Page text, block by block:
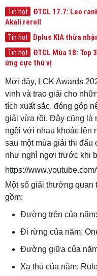
Tin hot
ĐTCL 17.7: Leo
Akali reroll
Tin hot Dplus KIA thừa
Tin hot
ĐTCL Mùa 18: Top
ứng cực thú vị
Mới đây, LCK Awards
vinh và trao giải cho
tích xuất sắc, đóng góp
giải vừa rồi. Đây cũng là
ngồi với nhau khoác lên
sau một mùa giải thi đấu
như nghỉ ngơi trước khi
https://
Một số giải thưởng quan
gồm:
Đường trên của
Đi rừng của năm:
Đường giữa của
Xạ thủ của năm: